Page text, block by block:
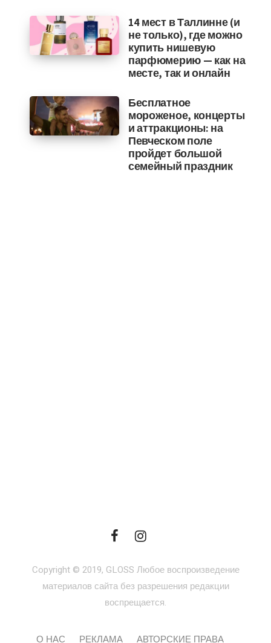
14 мест в Таллинне (и
не только), где можно
купить нишевую
парфюмерию — как на
месте, так и онлайн
Бесплатное
мороженое, концерты
и аттракционы: на
Певческом поле
пройдет большой
семейный праздник
Copyright © 2019, GLOSS Любое воспроизведение
материалов сайта без разрешения редакции
воспрещается.
О НАС РЕКЛАМА АВТОРСКИЕ ПРАВА